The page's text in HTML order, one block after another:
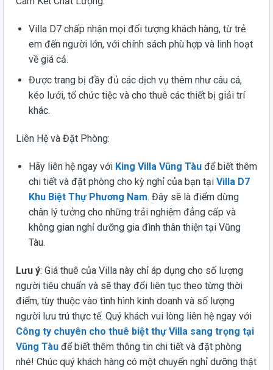
Villa D7 chấp nhận mọi đối tượng khách hàng, từ trẻ
em đến người lớn, với chính sách phù hợp và linh hoạt
về giá cả.
Được trang bị đầy đủ các dịch vụ thêm như câu cá,
kéo lưới, tổ chức tiệc và cho thuê các thiết bị giải trí
khác.
Liên Hệ và Đặt Phòng:
Hãy liên hệ ngay với King Villa Vũng Tàuđể biết thêm
chi tiết và đặt phòng cho kỳ nghỉ của bạn tại Villa D7
Khu Biệt Thự Phương Nam. Đây sẽ là điểm dừng
chân lý tưởng cho những trải nghiệm đẳng cấp và
không gian nghỉ dưỡng gia đình thân thiện tại Vũng
Tàu.
Lưu ý: Giá thuê của Villa này chỉ áp dụng cho số lượng
người tiêu chuẩn và sẽ thay đổi liên tục theo từng thời
điểm, tùy thuộc vào tình hình kinh doanh và số lượng
người lưu trú thực tế. Quý khách vui lòng liên hệ ngay với
Công ty chuyên cho thuê biệt thự Villa sang trọng tại
Vũng Tàu để biết thêm thông tin chi tiết và đặt phòng
nhé! Chúc quý khách hàng có một chuyến nghỉ dưỡng thật